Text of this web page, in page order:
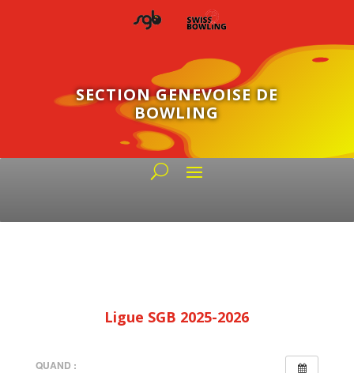
SECTION GENEVOISE DE
BOWLING
Ligue SGB 2025-2026
QUAND :